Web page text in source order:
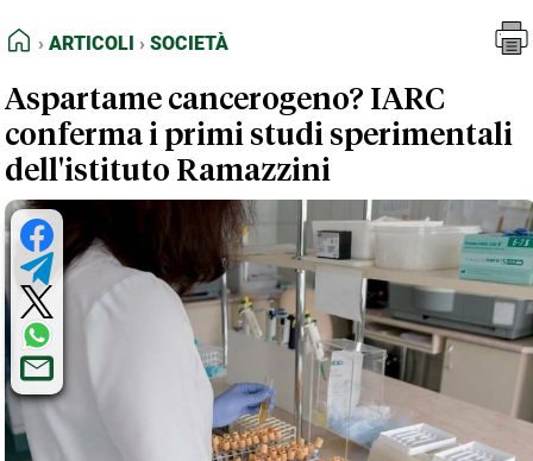
FEED RSS
NORMATIVE DEONTOLOGICHE
TERMINI e CONDIZIONI
HOME
ARTICOLI SOCIETÀ
Aspartame cancerogeno? IARC
conferma i primi studi sperimentali
dell'istituto Ramazzini